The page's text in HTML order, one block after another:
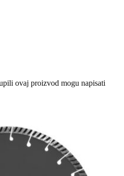
ovaj proizvod mogu napisati